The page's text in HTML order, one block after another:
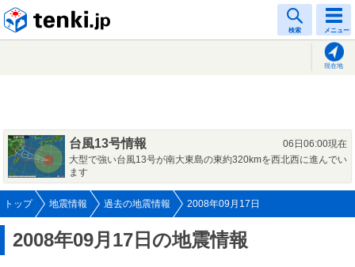
検索 メニュー
現在地
台風13号情報
06日06:00現在
大型で強い台風13号が南大東島の東約320kmを西北西に進んでい
ます
トップ 地震情報 過去の地震情報 2008年09月17日
2008年09月17日の地震情報